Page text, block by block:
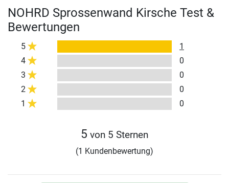
NOHRD Sprossenwand Kirsche Test &
Bewertungen
5
1
4
0
3
0
2
0
1
0
5 von 5 Sternen
(1 Kundenbewertung)